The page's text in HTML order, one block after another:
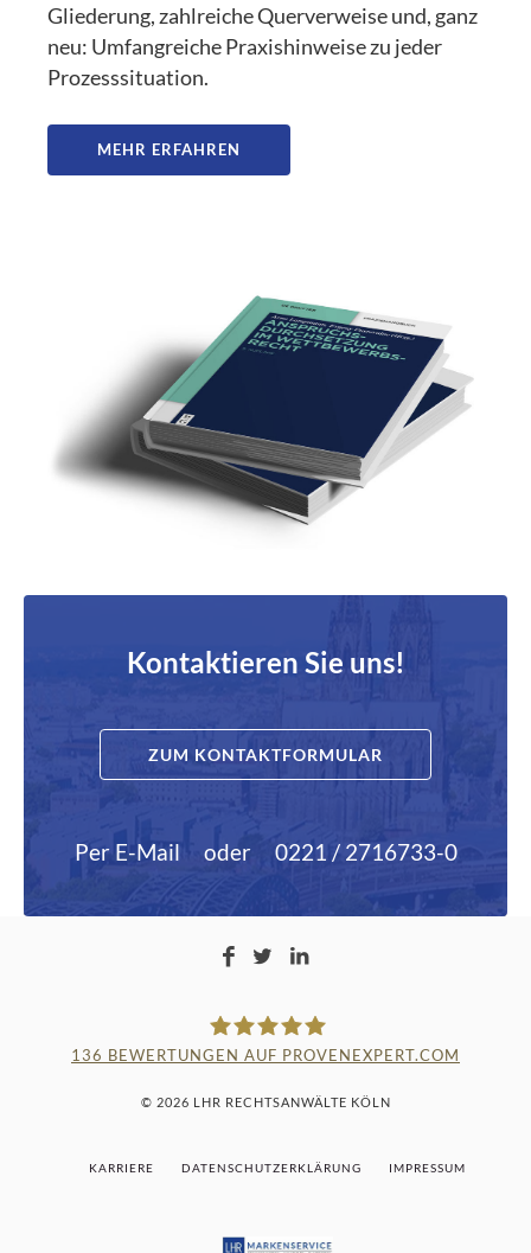
Gliederung, zahlreiche Querverweise und, ganz
neu: Umfangreiche Praxishinweise zu jeder
Prozesssituation.
MEHR ERFAHREN
Kontaktieren Sie uns!
ZUM KONTAKTFORMULAR
Per E-Mail oder 0221 / 2716733-0
LAMPMANN, HABERKAMM &
ROSENBAUM
136 BEWERTUNGEN AUF PROVENEXPERT.COM
© 2026 LHR RECHTSANWÄLTE KÖLN
KARRIERE DATENSCHUTZERKLÄRUNG IMPRESSUM